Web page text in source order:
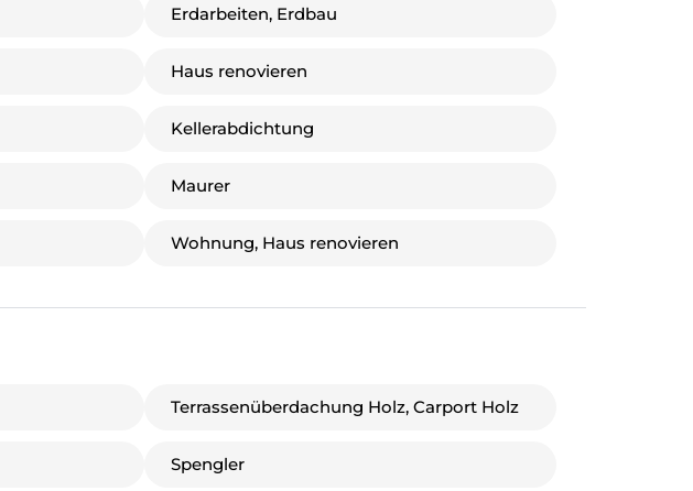
Erdarbeiten, Erdbau
Haus renovieren
Kellerabdichtung
Maurer
Wohnung, Haus renovieren
Terrassenüberdachung Holz, Carport Holz
Spengler